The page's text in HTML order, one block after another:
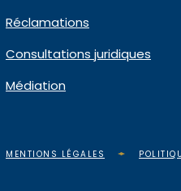
Réclamations
Consultations juridiques
Médiation
MENTIONS LÉGALES